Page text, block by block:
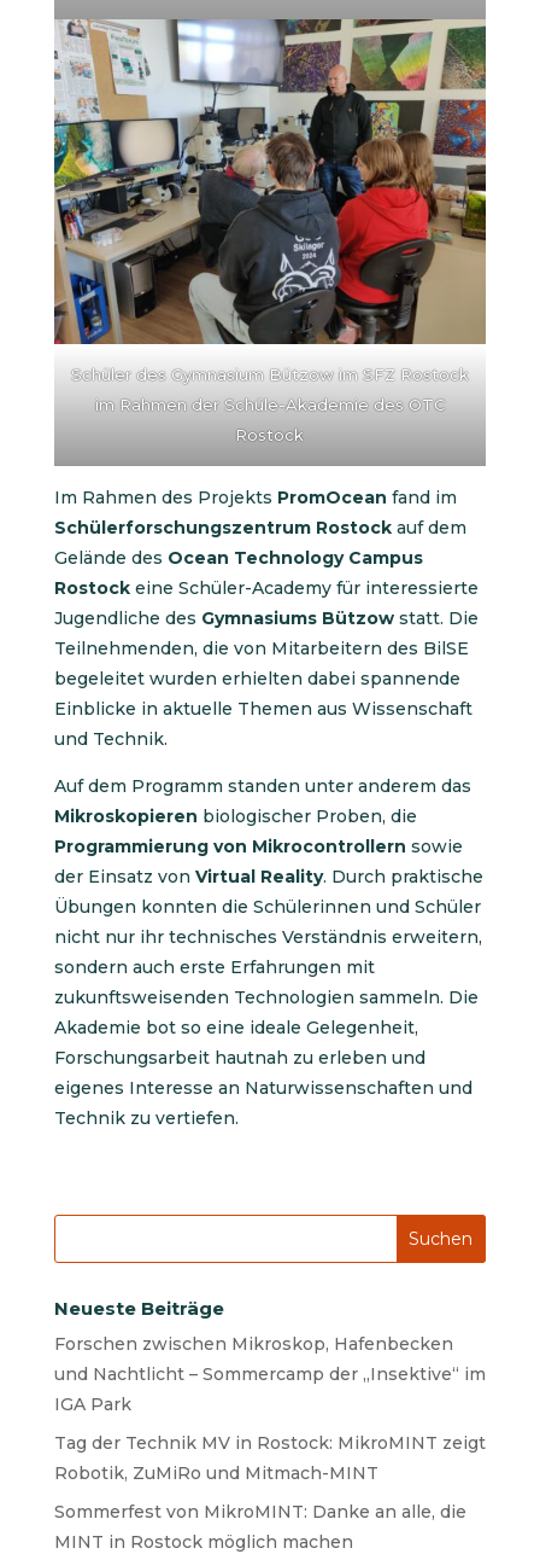
Schüler des Gymnasium Bützow im SFZ Rostock
im Rahmen der Schüle-Akademie des OTC
Rostock
Im Rahmen des Projekts PromOcean fand im
Schülerforschungszentrum Rostockauf dem
Gelände des Ocean Technology Campus
Rostockeine Schüler-Academy für interessierte
Jugendliche des Gymnasiums Bützowstatt. Die
Teilnehmenden, die von Mitarbeitern des BilSE
begeleitet wurden erhielten dabei spannende
Einblicke in aktuelle Themen aus Wissenschaft
und Technik.
Auf dem Programm standen unter anderem das
Mikroskopieren biologischer Proben, die
Programmierung von Mikrocontrollern sowie
der Einsatz von Virtual Reality. Durch praktische
Übungen konnten die Schülerinnen und Schüler
nicht nur ihr technisches Verständnis erweitern,
sondern auch erste Erfahrungen mit
zukunftsweisenden Technologien sammeln. Die
Akademie bot so eine ideale Gelegenheit,
Forschungsarbeit hautnah zu erleben und
eigenes Interesse an Naturwissenschaften und
Technik zu vertiefen.
Neueste Beiträge
Forschen zwischen Mikroskop, Hafenbecken
und Nachtlicht – Sommercamp der „Insektive“ im
IGA Park
Tag der Technik MV in Rostock: MikroMINT zeigt
Robotik, ZuMiRo und Mitmach-MINT
Sommerfest von MikroMINT: Danke an alle, die
MINT in Rostock möglich machen